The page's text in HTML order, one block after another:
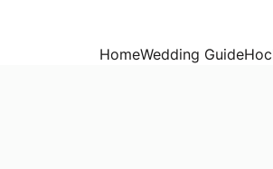
wissen müsst
HomeWedding Guide